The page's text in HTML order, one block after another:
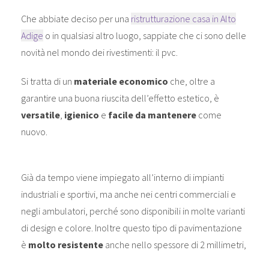
Che abbiate deciso per una ristrutturazione casa in Alto
Adige o in qualsiasi altro luogo, sappiate che ci sono delle
novità nel mondo dei rivestimenti: il pvc.
Si tratta di un materiale economico che, oltre a
garantire una buona riuscita dell’effetto estetico, è
versatile, igienico e facile da mantenerecome
nuovo.
Già da tempo viene impiegato all’interno di impianti
industriali e sportivi, ma anche nei centri commerciali e
negli ambulatori, perché sono disponibili in molte varianti
di design e colore. Inoltre questo tipo di pavimentazione
è molto resistenteanche nello spessore di 2 millimetri,